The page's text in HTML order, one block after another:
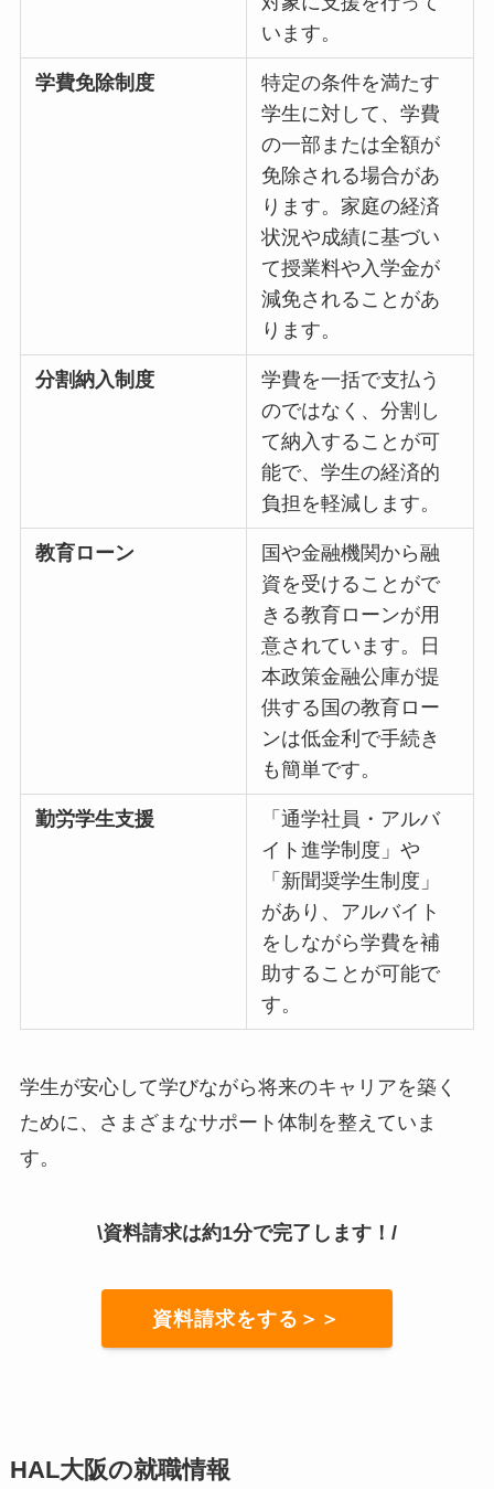
います。
学費免除制度
特定の条件を満たす
学生に対して、学費
の一部または全額が
免除される場合があ
ります。家庭の経済
状況や成績に基づい
て授業料や入学金が
減免されることがあ
ります。
分割納入制度
学費を一括で支払う
のではなく、分割し
て納入することが可
能で、学生の経済的
負担を軽減します。
教育ローン
国や金融機関から融
資を受けることがで
きる教育ローンが用
意されています。日
本政策金融公庫が提
供する国の教育ロー
ンは低金利で手続き
も簡単です。
勤労学生支援
「通学社員・アルバ
イト進学制度」や
「新聞奨学生制度」
があり、アルバイト
をしながら学費を補
助することが可能で
す。
学生が安心して学びながら将来のキャリアを築く
ために、さまざまなサポート体制を整えていま
す。
\資料請求は約1分で完了します！/
資料請求をする＞＞
HAL大阪の就職情報